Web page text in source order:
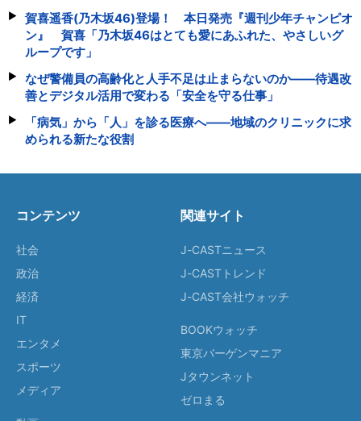
賀喜遥香(乃木坂46)登場！ 本日発売『週刊少年チャンピオ
ン』 賀喜「乃木坂46はとても愛にあふれた、やさしいグ
ループです」
なぜ警備員の高齢化と人手不足は止まらないのか――待遇改
善とデジタル活用で変わる「安全を守る仕事」
「病気」から「人」を診る医療へ――地域のクリニックに求
められる新たな役割
コンテンツ
社会
政治
経済
IT
エンタメ
スポーツ
メディア
関連サイト
J-CASTニュース
J-CASTトレンド
J-CAST会社ウォッチ
BOOKウォッチ
東京バーゲンマニア
Jタウンネット
ゼロまる